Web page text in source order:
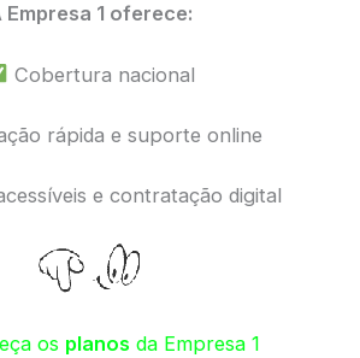
Empresa 1 oferece:
Cobertura nacional
rápida e suporte online
e contratação digital
os planos da Empresa 1